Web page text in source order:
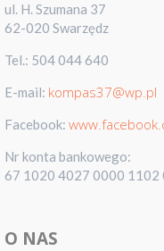
ul. H. Szumana 37
62-020 Swarzędz
Tel.: 504 044 640
E-mail: kompas37@wp.pl
Facebook:
Nr konta bankowego:
67 1020 4027 0000 1102
O NAS